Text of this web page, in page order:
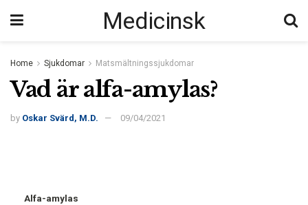
Medicinsk
Home Sjukdomar Matsmältningssjukdomar
Vad är alfa-amylas?
by Oskar Svärd, M.D. 09/04/2021
Alfa-amylas